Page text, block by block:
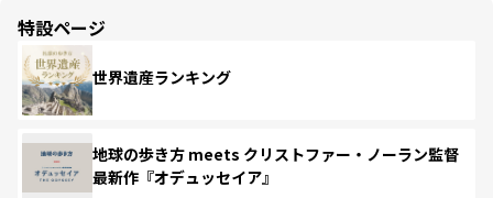
特設ページ
世界遺産ランキング
地球の歩き方 meets クリストファー・ノーラン監督
最新作『オデュッセイア』